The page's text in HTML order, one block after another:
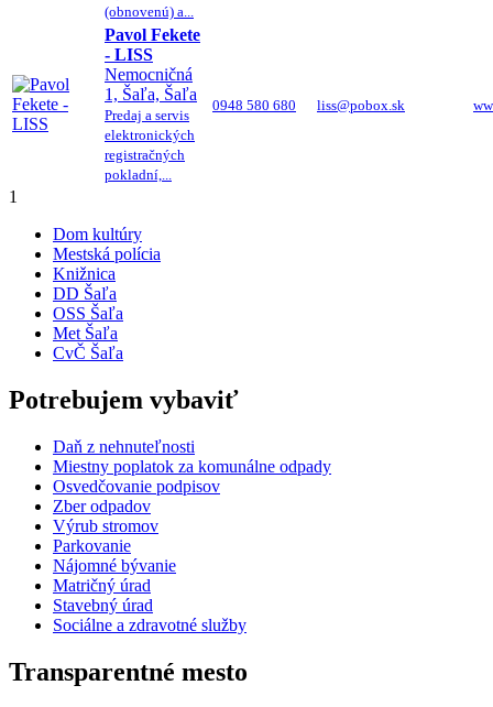
(obnovenú) a...
Pavol Fekete
- LISS
Nemocničná
1, Šaľa, Šaľa
Predaj a servis
elektronických
registračných
pokladní,...
0948 580 680 liss@pobox.sk
1
Dom kultúry
Mestská polícia
Knižnica
DD Šaľa
OSS Šaľa
Met Šaľa
CvČ Šaľa
Potrebujem vybaviť
Daň z nehnuteľnosti
Miestny poplatok za komunálne odpady
Osvedčovanie podpisov
Zber odpadov
Výrub stromov
Parkovanie
Nájomné bývanie
Matričný úrad
Stavebný úrad
Sociálne a zdravotné služby
Transparentné mesto